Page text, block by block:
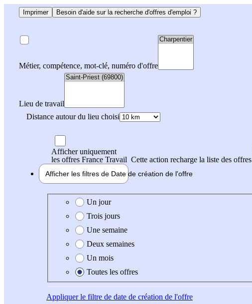
Imprimer Besoin d'aide sur la recherche d'offres d'emploi ?
Métier, compétence, mot-clé, numéro d'offre
Lieu de travail
Distance autour du lieu choisi
Afficher uniquement
les offres France Travail Cette action recharge la liste des offres
Afficher les filtres de Date de création de l'offre
Date de création de l'offre
Un jour
Trois jours
Une semaine
Deux semaines
Un mois
Toutes les offres
Appliquerle filtre de date de création de l'offre